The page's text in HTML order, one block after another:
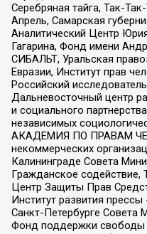
Серебряная тайга, Так-
Апрель, Самарская
Аналитический Центр
Гагарина, Фонд имени
СИБАЛЬТ, Уральская
Евразии, Институт прав
Российский
Дальневосточный центр
и социального
независимых
АКАДЕМИЯ ПО ПРАВАМ
некоммерческих
Калининграде Совета
Гражданское содействие,
Центр Защиты Прав
Институт развития
Санкт-Петербурге Совета
Фонд поддержки свободы